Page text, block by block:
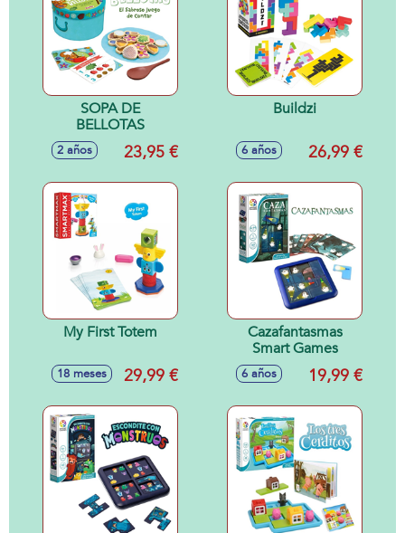
SOPA DE
BELLOTAS
2 años 23,95 €
Buildzi
6 años 26,99 €
My First Totem
18 meses 29,99 €
Cazafantasmas
Smart Games
6 años 19,99 €